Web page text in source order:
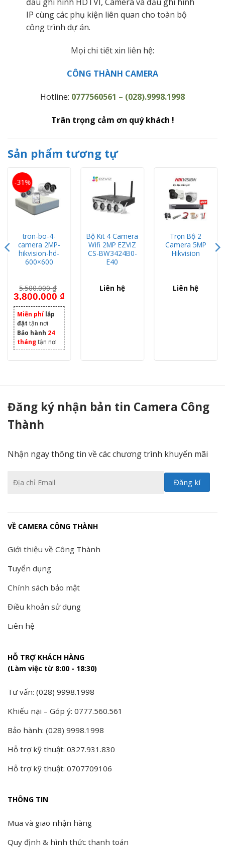
đầu ghi hình HDTVI, Camera và đầu ghi hình
IP cùng các phụ kiện liên quan cho toàn bộ
công trình dự án.
Mọi chi tiết xin liên hệ:
CÔNG THÀNH CAMERA
Hotline: 0777560561 – (028).9998.1998
Trân trọng cảm ơn quý khách !
Sản phẩm tương tự
-31%
tron-bo-4-
camera 2MP-
hikvision-hd-
600×600
5.500.000₫
Giá gốc là: 5.500.000 ₫.
3.800.000 ₫Giá hiện tại là: 3.800.000 ₫.
Miễn phí lắp
đặt tận nơi
Bảo hành 24
thángtận nơi
Bộ Kit 4 Camera
Wifi 2MP EZVIZ
CS-BW3424B0-
E40
Liên hệ
Trọn Bộ 2
Camera 5MP
Hikvision
Liên hệ
Đăng ký nhận bản tin Camera Công
Thành
Nhận ngay thông tin về các chương trình khuyến mãi
VỀ CAMERA CÔNG THÀNH
Giới thiệu về Công Thành
Tuyển dụng
Chính sách bảo mật
Điều khoản sử dụng
Liên hệ
HỖ TRỢ KHÁCH HÀNG
(Làm việc từ 8:00 - 18:30)
Tư vấn: (028) 9998.1998
Khiếu nại – Góp ý: 0777.560.561
Bảo hành: (028) 9998.1998
Hỗ trợ kỹ thuật: 0327.931.830
Hỗ trợ kỹ thuật: 0707709106
THÔNG TIN
Mua và giao nhận hàng
Quy định & hình thức thanh toán